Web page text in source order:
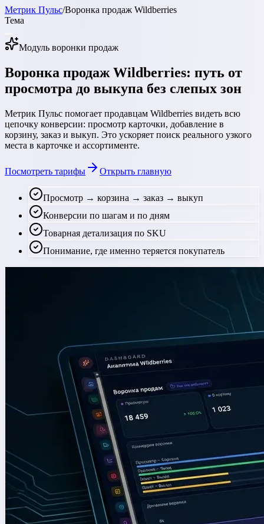
Метрик Пульс/Воронка продаж Wildberries
Тема
Модуль воронки продаж
Воронка продаж Wildberries: путь от
просмотра до выкупа без слепых зон
Метрик Пульс помогает продавцам Wildberries видеть всю
цепочку конверсии: просмотр карточки, добавление в
корзину, заказ и выкуп. Это ускоряет поиск реального узкого
места в карточке и ассортименте.
Посмотреть тарифы Открыть главную
Просмотр → корзина → заказ → выкуп
Конверсии по шагам и по дням
Товарная детализация по SKU
Понимание, где именно теряется покупатель